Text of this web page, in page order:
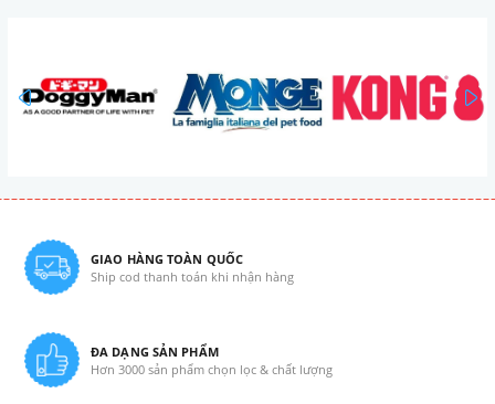
prev
GIAO HÀNG TOÀN QUỐC
Ship cod thanh toán khi nhận hàng
ĐA DẠNG SẢN PHẨM
Hơn 3000 sản phẩm chọn lọc & chất lượng